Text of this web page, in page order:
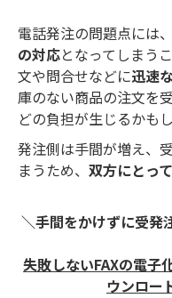
電話発注の問題点には、
の対応となってしまう
文や問合せなどに迅速
庫のない商品の注文を
どの負担が生じるかも
発注側は手間が増え、
まうため、 双方にとっ
＼手間をかけずに受発
失敗しないFAXの電子
ウンロー